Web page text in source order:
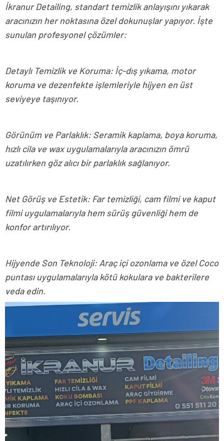
İkranur Detailing, standart temizlik anlayışını yıkarak
aracınızın her noktasına özel dokunuşlar yapıyor. İşte
sunulan profesyonel çözümler:
Detaylı Temizlik ve Koruma: İç-dış yıkama, motor
koruma ve dezenfekte işlemleriyle hijyen en üst
seviyeye taşınıyor.
Görünüm ve Parlaklık: Seramik kaplama, boya koruma,
hızlı cila ve wax uygulamalarıyla aracınızın ömrü
uzatılırken göz alıcı bir parlaklık sağlanıyor.
Net Görüş ve Estetik: Far temizliği, cam filmi ve kaput
filmi uygulamalarıyla hem sürüş güvenliği hem de
konfor artırılıyor.
Hijyende Son Teknoloji: Araç içi ozonlama ve özel Coco
puntası uygulamalarıyla kötü kokulara ve bakterilere
veda edin.